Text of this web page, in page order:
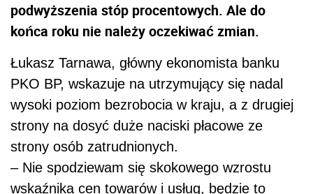
podwyższenia stóp procentowych. Ale do
końca roku nie należy oczekiwać zmian.
Łukasz Tarnawa, główny ekonomista banku
PKO BP, wskazuje na utrzymujący się nadal
wysoki poziom bezrobocia w kraju, a z drugiej
strony na dosyć duże naciski płacowe ze
strony osób zatrudnionych.
– Nie spodziewam się skokowego wzrostu
wskaźnika cen towarów i usług, będzie to